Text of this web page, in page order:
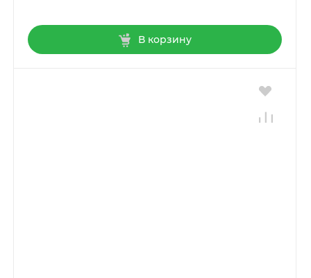
В корзину